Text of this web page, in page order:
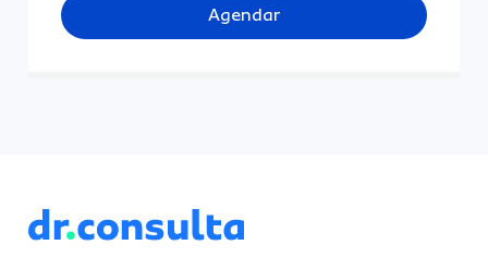
Agendar